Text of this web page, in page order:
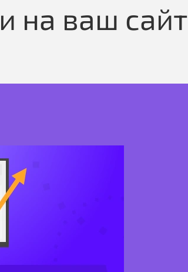
на ваш сайт